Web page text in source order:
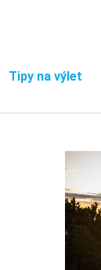
Tipy na výlet